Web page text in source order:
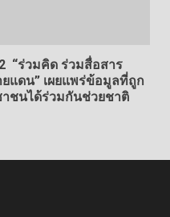
“ร่วมคิด ร่วมสื่อสาร
แดน” เผยแพร่ข้อมูลที่ถูก
าชนได้ร่วมกันช่วยชาติ